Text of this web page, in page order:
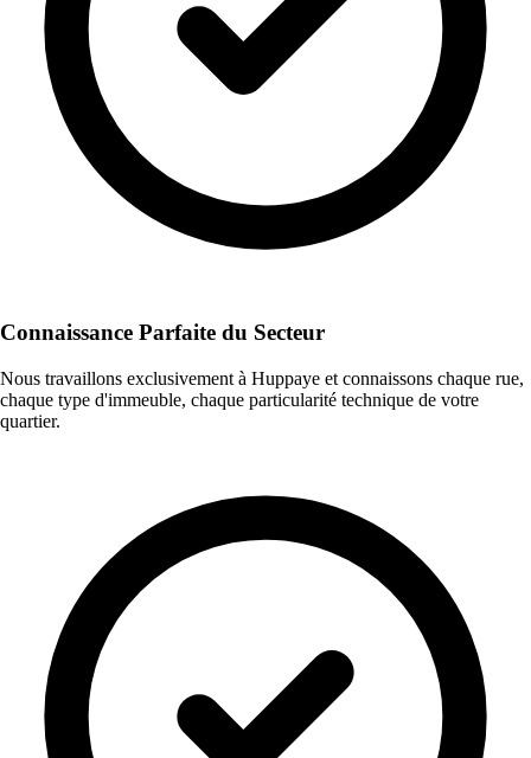
Connaissance Parfaite du Secteur
Nous travaillons exclusivement à Huppaye et connaissons chaque rue,
chaque type d'immeuble, chaque particularité technique de votre
quartier.